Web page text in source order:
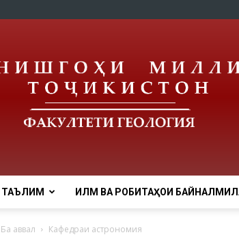
ТАЪЛИМ ИЛМ ВА РОБИТАҲОИ
Ба аввал Кафедраи астрономия